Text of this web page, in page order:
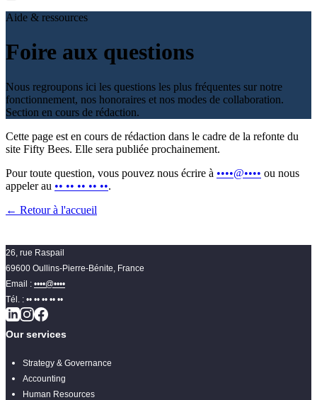
Aide & ressources
Foire aux questions
Nous regroupons ici les questions les plus fréquentes sur notre
fonctionnement, nos honoraires et nos modes de collaboration.
Section en cours de rédaction.
Cette page est en cours de rédaction dans le cadre de la refonte du
site Fifty Bees. Elle sera publiée prochainement.
Pour toute question, vous pouvez nous écrire à ••••@•••• ou nous
appeler au •• •• •• •• ••.
← Retour à l'accueil
26, rue Raspail
69600 Oullins-Pierre-Bénite, France
Email : ••••@••••
Tél. : •• •• •• •• ••
Our services
Strategy & Governance
Accounting
Human Resources